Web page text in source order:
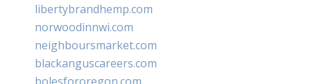
libertybrandhemp.com
norwoodinnwi.com
neighboursmarket.com
blackanguscareers.com